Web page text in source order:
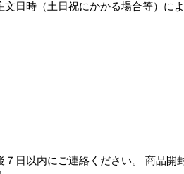
日時（土日祝にかかる場合等）に
日以内にご連絡ください。 商品開